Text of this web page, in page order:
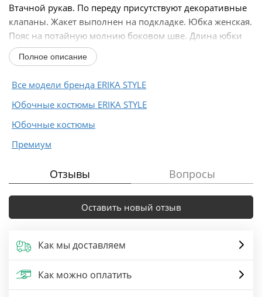
Втачной рукав. По переду присутствуют декоративные
клапаны. Жакет выполнен на подкладке. Юбка женская.
Пояс на потайную молнию боковом шве. Длина юбки
выше...
Полное описание
Все модели бренда ERIKA STYLE
Юбочные костюмы ERIKA STYLE
Юбочные костюмы
Премиум
Отзывы Вопросы
Оставить новый отзыв
Как мы доставляем
Как можно оплатить